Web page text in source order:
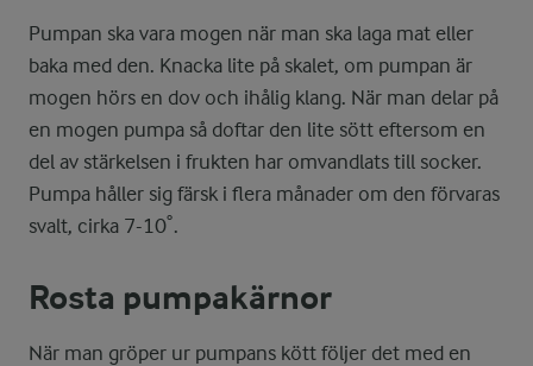
Pumpan ska vara mogen när man ska laga mat eller
baka med den. Knacka lite på skalet, om pumpan är
mogen hörs en dov och ihålig klang. När man delar på
en mogen pumpa så doftar den lite sött eftersom en
del av stärkelsen i frukten har omvandlats till socker.
Pumpa håller sig färsk i flera månader om den förvaras
svalt, cirka 7-10˚.
Rosta pumpakärnor
När man gröper ur pumpans kött följer det med en